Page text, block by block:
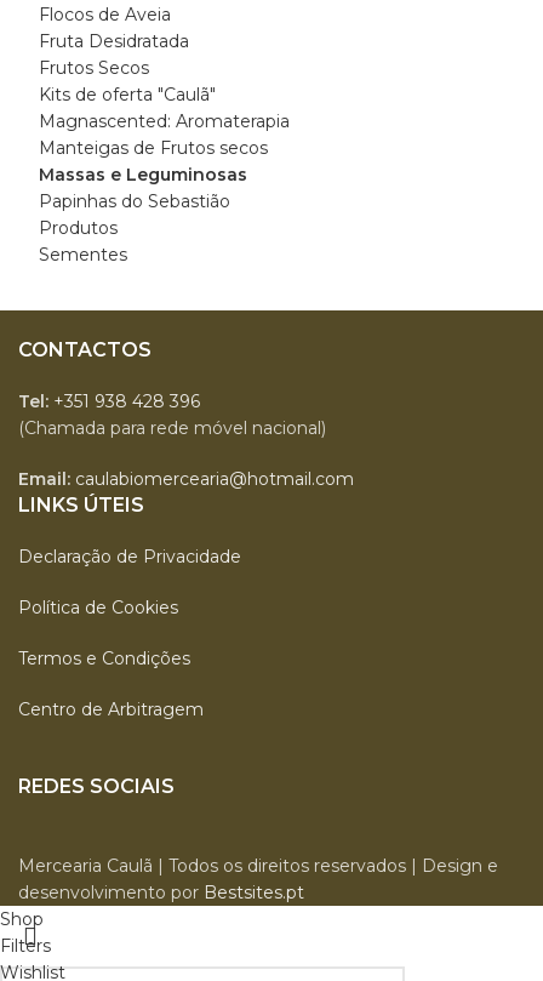
Flocos de Aveia
Fruta Desidratada
Frutos Secos
Kits de oferta "Caulã"
Magnascented: Aromaterapia
Manteigas de Frutos secos
Massas e Leguminosas
Papinhas do Sebastião
Produtos
Sementes
CONTACTOS
Tel: +351 938 428 396
(Chamada para rede móvel nacional)
Email: caulabiomercearia@hotmail.com
LINKS ÚTEIS
Declaração de Privacidade
Política de Cookies
Termos e Condições
Centro de Arbitragem
REDES SOCIAIS
Mercearia Caulã | Todos os direitos reservados | Design e
desenvolvimento por Bestsites.pt
Shop
Filters
Wishlist